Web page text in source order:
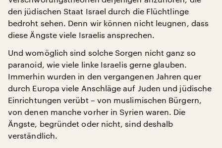
den jüdischen Staat Israel durch die Flüchtlinge
bedroht sehen. Denn wir können nicht leugnen, dass
diese Ängste viele Israelis ansprechen.
Und womöglich sind solche Sorgen nicht ganz so
paranoid, wie viele linke Israelis gerne glauben.
Immerhin wurden in den vergangenen Jahren quer
durch Europa viele Anschläge auf Juden und jüdische
Einrichtungen verübt – von muslimischen Bürgern,
von denen manche vorher in Syrien waren. Die
Ängste, begründet oder nicht, sind deshalb
verständlich.